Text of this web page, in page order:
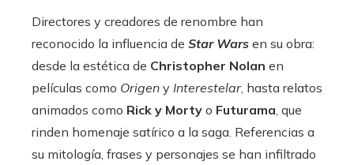
Directores y creadores de renombre han
reconocido la influencia de Star Wars en su obra:
desde la estética de Christopher Nolan en
películas como Origen y Interestelar, hasta relatos
animados como Rick y Morty o Futurama , que
rinden homenaje satírico a la saga. Referencias a
su mitología, frases y personajes se han infiltrado